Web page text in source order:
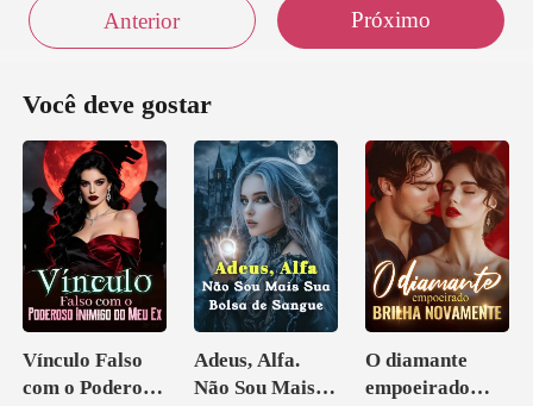
Anterior Próximo
Você deve gostar
Vínculo Falso
com o Poderoso
Adeus, Alfa.
Não Sou Mais
O diamante
empoeirado